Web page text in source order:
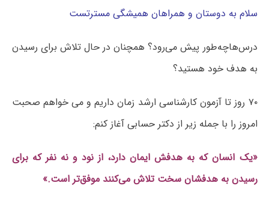
سلام به دوستان و همراهان همیشگی مسترتست
درس‌هاچه‌طور پیش می‌رود؟ همچنان در حال تلاش برای رسیدن
به هدف خود هستید؟
۷۰ روز تا آزمون کارشناسی ارشد زمان داریم و می خواهم صحبت
امروز را با جمله زیر از دکتر حسابی آغاز کنم:
«یک انسان که به هدفش ایمان دارد، از نود و نه نفر که برای
رسیدن به هدفشان سخت تلاش می‌کنند موفقتر است.»